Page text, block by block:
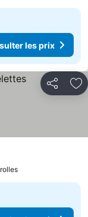
les prix
Partager
les prix